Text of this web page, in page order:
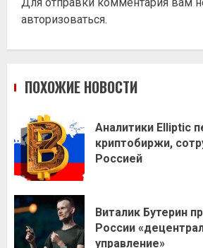
авторизоваться.
ПОХОЖИЕ НОВОСТИ
Аналитики Elliptic
криптобиржи,
Россией
Виталик Бутерин
России
управление»